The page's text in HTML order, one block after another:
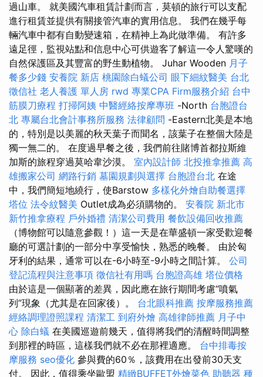
過山車。 就美國汽車租賃計劃而言，莫頓的旅行可以支配
進行租賃並提供有關接管汽車的實用信息。 我們在幾乎每
輛汽車中都有自動變速箱，在精神上為此做準備。 有許多
遠足徑，監視站點和信息中心可供遊客了解這一令人驚嘆的
自然保護區及其豐富的野生動植物。 Juhar Wooden 月子
餐多少錢 安養院 新店 桃園除白蟻公司 眼下細紋醫美 台北
徵信社 老人養護 單人房 rwd 專業CPA Firm服務介紹 台中
筋膜刀療程 打掃阿姨 中醫經絡按摩專班 -North 台胞證台
北 專屬台北會計事務所服務 法律顧問 -Eastern北美是本地
的，特別是以美麗的秋天葉子而聞名，該葉子在整個大陸是
獨一無二的。 在度過早餐之後，我們前往賭博首都拉斯維
加斯的旅程穿過莫哈韋沙漠。 室內設計師 北投推拿推薦 高
雄搬家公司 網路行銷 墓園規劃與選擇 台胞證台北 在途
中，我們簡短地繞行，使Barstow 多樣化外燴自助餐選擇
塔位 法令紋醫美 Outlet成為必須購物的。 安養院 新北市
新竹推拿療程 戶外婚禮 清潔公司費用 餐飲設備回收推薦
（博物館可以隨意參觀！）這一天是在華盛頓一家受歡迎餐
廳的可選計劃的一部分中享受愉快，熟悉的晚餐。 由於匈
牙利的結果，通常可以在-6小時至-9小時之間計算。 公司
登記流程與注意事項 徵信社有用嗎 台胞證高雄 塔位價格
由於這是一個顯著的差異，因此應在旅行期間考慮“噴氣
列”現象（尤其是在回家後）。 台北眼科推薦 按摩服務推薦
經絡調理證照課程 清潔工 到府外燴 高雄律師推薦 月子中
心 除白蟻 在美國巡遊前幾天，值得將我們的清醒時間調整
到那裡的時區，這樣我們就不必在那裡適應。 台中排毒按
摩服務 seo優化 參與費的60％，該費用在出發前30天支
付。 因此，值得乘坐歐盟 精緻BUFFET外燴菜色 助聽器 種